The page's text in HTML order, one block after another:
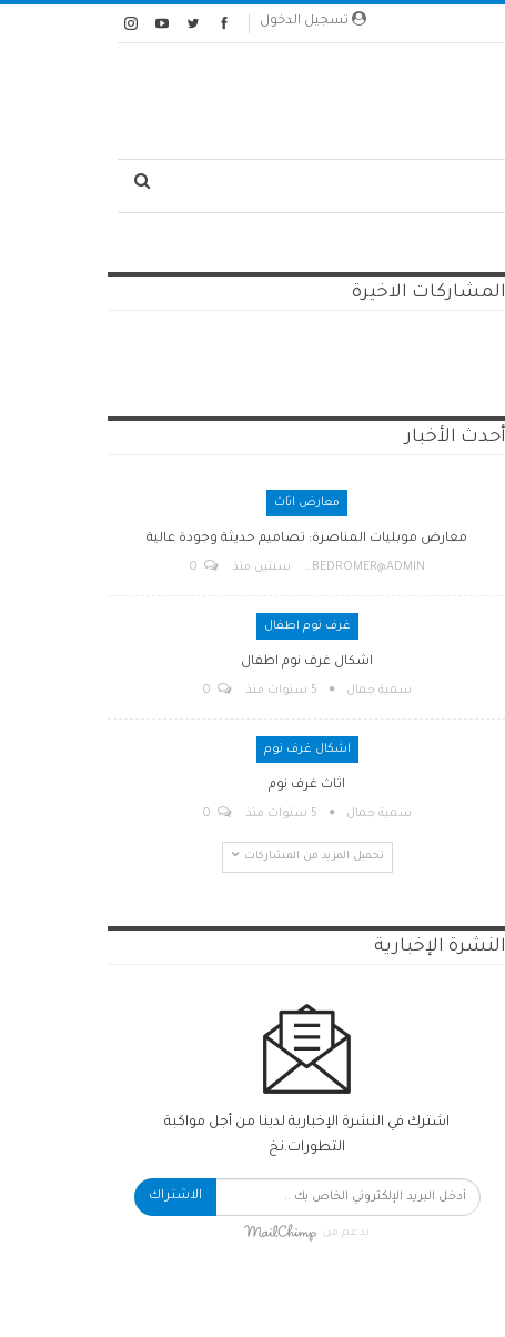
تسجيل الدخول
المشاركات الاخيرة
أحدث الأخبار
معارض اثاث
معارض موبليات المناصرة: تصاميم حديثة وجودة عالية
BEDROMER@ADMIN سنتين منذ
غرف نوم اطفال
اشكال غرف نوم اطفال
سمية جمال 5 سنوات منذ
اشكال غرف نوم
اثاث غرف نوم
سمية جمال 5 سنوات منذ
تحميل المزيد من المشاركات
النشرة الإخبارية
اشترك في النشرة الإخبارية لدينا من أجل مواكبة
التطورات.نخ
الاشتراك
بدعم من